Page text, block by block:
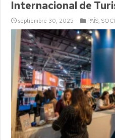
Internacional de
septiembre 30, 2025 PAÍS,